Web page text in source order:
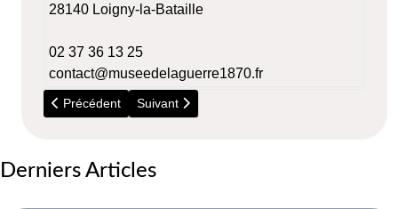
28140 Loigny-la-Bataille
02 37 36 13 25
contact@museedelaguerre1870.fr
Article précédent : 23 Juillet - Gestion des lacs-réservoirs
Précédent Article suivant : 30 Aout - Ramassage avancé
Suivant
Derniers Articles